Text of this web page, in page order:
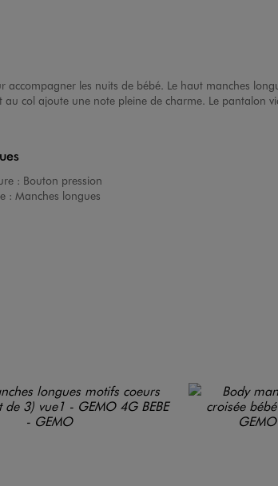
les nuits de bébé. Le haut manches
col ajoute une note pleine de charme. Le pantalon
: Bouton pression
: Manches longues